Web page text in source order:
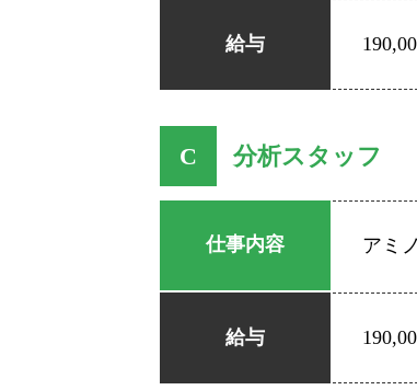
給与
C 分析スタッフ
仕事内容 アミ
給与